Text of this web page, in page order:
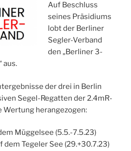
Auf Beschluss
seines Präsidiums
lobt der Berliner
Segler-Verband
den „Berliner 3-
aus.
der drei in Berlin
Segel-Regatten der 2.4mR-
Wertung herangezogen:
Müggelsee (5.5.-7.5.23)
dem Tegeler See (29.+30.7.23)